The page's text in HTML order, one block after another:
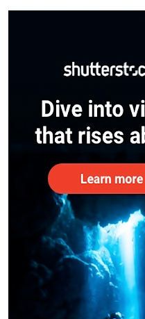
– കേന്ദ്രം